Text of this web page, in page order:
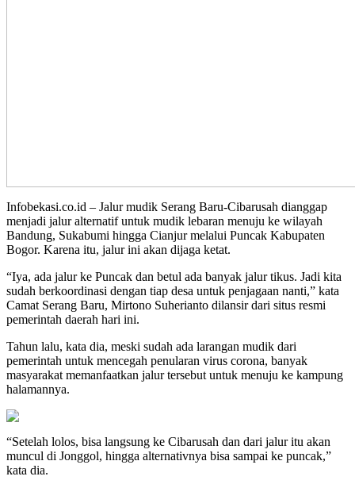
Infobekasi.co.id – Jalur mudik Serang Baru-Cibarusah dianggap
menjadi jalur alternatif untuk mudik lebaran menuju ke wilayah
Bandung, Sukabumi hingga Cianjur melalui Puncak Kabupaten
Bogor. Karena itu, jalur ini akan dijaga ketat.
“Iya, ada jalur ke Puncak dan betul ada banyak jalur tikus. Jadi kita
sudah berkoordinasi dengan tiap desa untuk penjagaan nanti,” kata
Camat Serang Baru, Mirtono Suherianto dilansir dari situs resmi
pemerintah daerah hari ini.
Tahun lalu, kata dia, meski sudah ada larangan mudik dari
pemerintah untuk mencegah penularan virus corona, banyak
masyarakat memanfaatkan jalur tersebut untuk menuju ke kampung
halamannya.
“Setelah lolos, bisa langsung ke Cibarusah dan dari jalur itu akan
muncul di Jonggol, hingga alternativnya bisa sampai ke puncak,”
kata dia.